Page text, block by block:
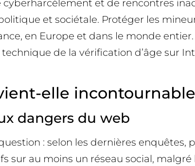
et de rencontres
et sociétale. Protéger les
en Europe et dans le monde
de la vérification d’âge sur
elle
dangers du web
: selon les dernières enquêtes,
sur au moins un réseau social,